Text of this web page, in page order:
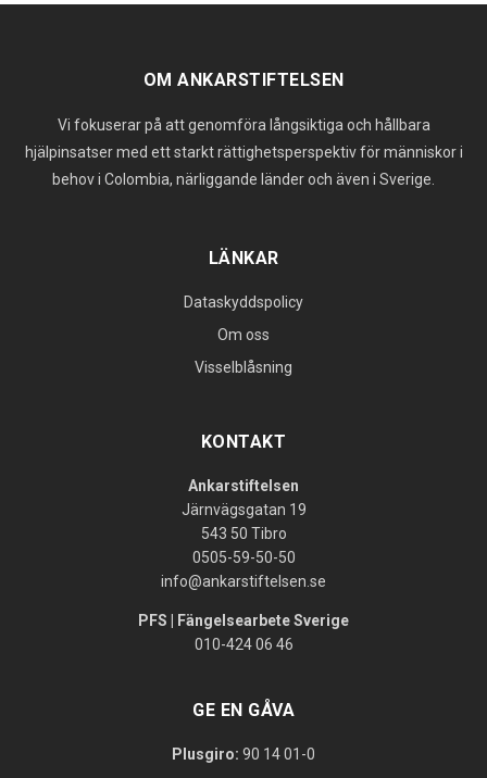
OM ANKARSTIFTELSEN
Vi fokuserar på att genomföra långsiktiga och hållbara
hjälpinsatser med ett starkt rättighetsperspektiv för människor i
behov i Colombia, närliggande länder och även i Sverige.
LÄNKAR
Dataskyddspolicy
Om oss
Visselblåsning
KONTAKT
Ankarstiftelsen
Järnvägsgatan 19
543 50 Tibro
0505-59-50-50
info@ankarstiftelsen.se
PFS | Fängelsearbete Sverige
010-424 06 46
GE EN GÅVA
Plusgiro: 90 14 01-0